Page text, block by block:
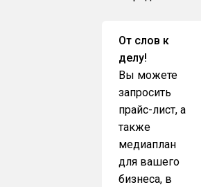
От слов к
делу!
Вы можете
запросить
прайс-лист, а
также
медиаплан
для вашего
бизнеса, в